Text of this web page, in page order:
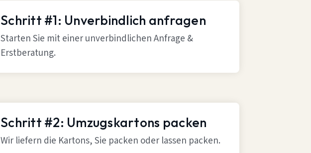
Schritt #1: Unverbindlich anfragen
Starten Sie mit einer unverbindlichen Anfrage &
Erstberatung.
Schritt #2: Umzugskartons packen
Wir liefern die Kartons, Sie packen oder lassen packen.